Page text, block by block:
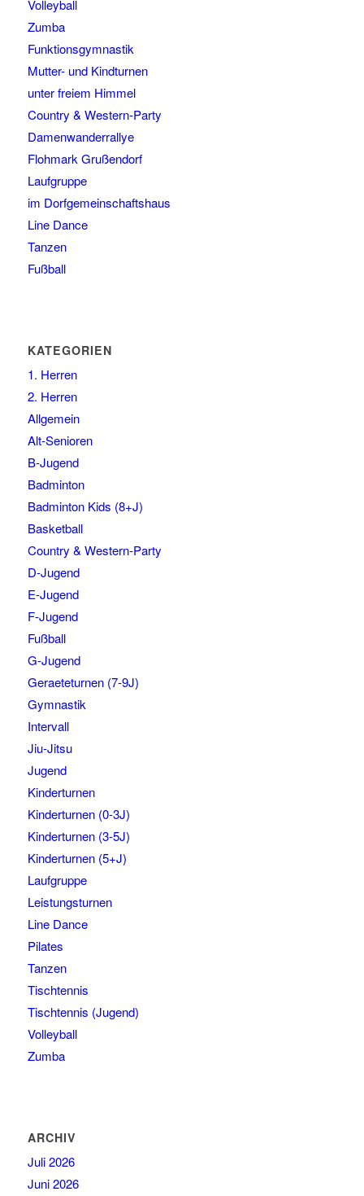
Volleyball
Zumba
Funktionsgymnastik
Mutter- und Kindturnen
unter freiem Himmel
Country & Western-Party
Damenwanderrallye
Flohmark Grußendorf
Laufgruppe
im Dorfgemeinschaftshaus
Line Dance
Tanzen
Fußball
KATEGORIEN
1. Herren
2. Herren
Allgemein
Alt-Senioren
B-Jugend
Badminton
Badminton Kids (8+J)
Basketball
Country & Western-Party
D-Jugend
E-Jugend
F-Jugend
Fußball
G-Jugend
Geraeteturnen (7-9J)
Gymnastik
Intervall
Jiu-Jitsu
Jugend
Kinderturnen
Kinderturnen (0-3J)
Kinderturnen (3-5J)
Kinderturnen (5+J)
Laufgruppe
Leistungsturnen
Line Dance
Pilates
Tanzen
Tischtennis
Tischtennis (Jugend)
Volleyball
Zumba
ARCHIV
Juli 2026
Juni 2026